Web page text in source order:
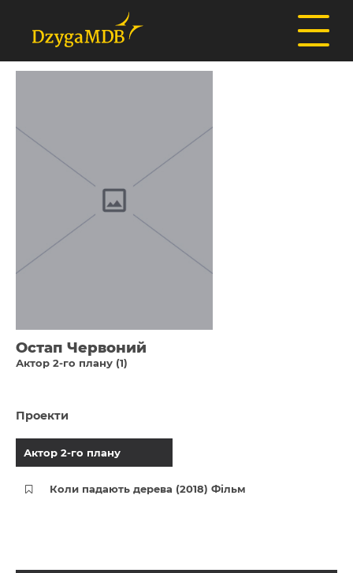
Остап Червоний
Актор 2-го плану (1)
Проекти
Актор 2-го плану
Коли падають дерева (2018) Фільм